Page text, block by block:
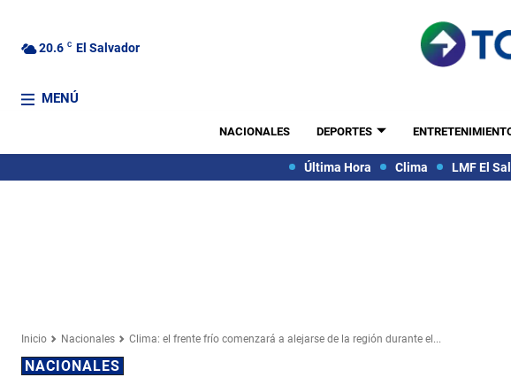
20.6 C El Salvador
MENÚ
NACIONALES DEPORTES
Última Hora Clima LMF El
Inicio Nacionales Clima: el frente frío comenzará a alejarse de la región durante el...
NACIONALES